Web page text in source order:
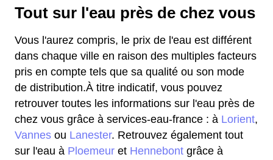
Tout sur l'eau près de chez vous
Vous l'aurez compris, le prix de l'eau est différent
dans chaque ville en raison des multiples facteurs
pris en compte tels que sa qualité ou son mode
de distribution.À titre indicatif, vous pouvez
retrouver toutes les informations sur l'eau près de
chez vous grâce à services-eau-france : à Lorient,
Vannes ou Lanester. Retrouvez également tout
sur l'eau à Ploemeur et Hennebont grâce à